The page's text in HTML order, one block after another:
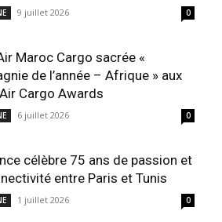
9 juillet 2026 0
Maroc Cargo sacrée «
de l’année – Afrique » aux
Cargo Awards
6 juillet 2026 0
célèbre 75 ans de passion et
entre Paris et Tunis
1 juillet 2026 0